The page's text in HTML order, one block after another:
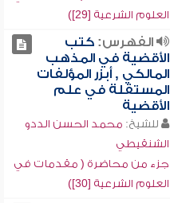
العلوم الشرعية [29])
الفهرس:كتب
الأقضية في المذهب
المالكي , أبزر المؤلفات
المستقلة في علم
الأقضية
للشيخ: محمد الحسن الددو
الشنقيطي
جزء من محاضرة ( مقدمات في
العلوم الشرعية [30])